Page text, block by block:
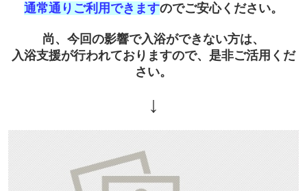
通常通りご利用できますのでご安心ください。
尚、今回の影響で入浴ができない方は、
入浴支援が行われておりますので、是非ご活用くだ
さい。
↓